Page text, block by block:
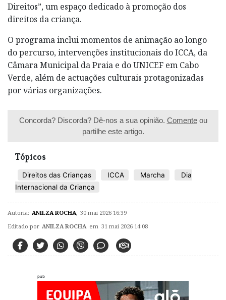
Direitos”, um espaço dedicado à promoção dos
direitos da criança.
O programa inclui momentos de animação ao longo
do percurso, intervenções institucionais do ICCA, da
Câmara Municipal da Praia e do UNICEF em Cabo
Verde, além de actuações culturais protagonizadas
por várias organizações.
Concorda? Discorda? Dê-nos a sua opinião. Comenteou
partilhe este artigo.
Tópicos
Direitos das Crianças ICCA Marcha
Dia
Internacional da Criança
Autoria: ANILZA ROCHA 30 mai 2026 16:39
Editado por ANILZA ROCHA em 31 mai 2026 14:08
pub